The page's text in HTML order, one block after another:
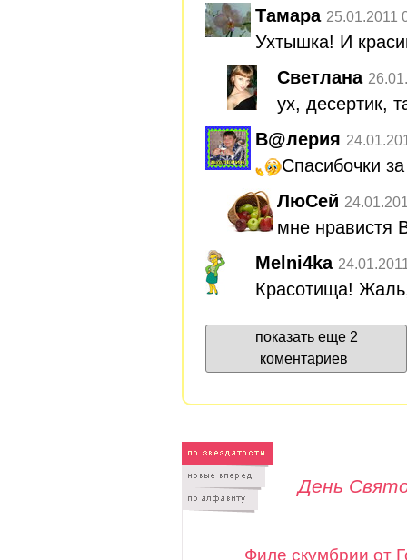
Тамара 25.01.2011
Ухтышка! И
Светлана
ух, десертик,
В@лерия
Спасибочки
ЛюСей
мне нравистя
Melni4ka
Красотища!
показать еще 2
коментариев
День
Филе скумбрии от